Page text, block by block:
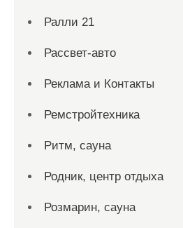
Ралли 21
Рассвет-авто
Реклама и Контакты
Ремстройтехника
Ритм, сауна
Родник, центр отдыха
Розмарин, сауна